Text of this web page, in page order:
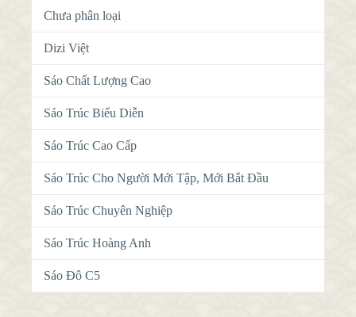
Chưa phân loại
Dizi Việt
Sáo Chất Lượng Cao
Sáo Trúc Biểu Diễn
Sáo Trúc Cao Cấp
Sáo Trúc Cho Người Mới Tập, Mới Bắt Đầu
Sáo Trúc Chuyên Nghiệp
Sáo Trúc Hoàng Anh
Sáo Đô C5